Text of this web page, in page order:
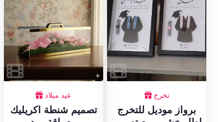
عيد ميلاد
تصميم شنطة اكريليك
تخرج
برواز موديل للتخرج